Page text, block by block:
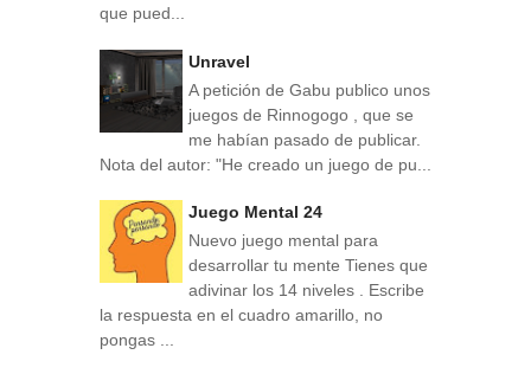
que pued...
Unravel
A petición de Gabu publico unos
juegos de Rinnogogo , que se
me habían pasado de publicar.
Nota del autor: "He creado un juego de pu...
Juego Mental 24
Nuevo juego mental para
desarrollar tu mente Tienes que
adivinar los 14 niveles . Escribe
la respuesta en el cuadro amarillo, no
pongas ...